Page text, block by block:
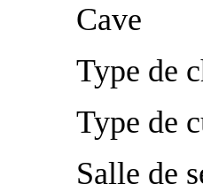
Cave
Type de
Type de
Salle de